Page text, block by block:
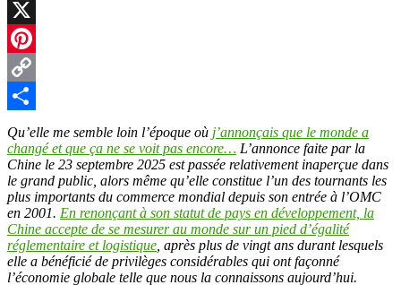
LinkedIn
X
Pinterest
Copy
Link
Partager
Qu’elle me semble loin l’époque où j’annonçais que le monde a
changé et que ça ne se voit pas encore… L’annonce faite par la
Chine le 23 septembre 2025 est passée relativement inaperçue dans
le grand public, alors même qu’elle constitue l’un des tournants les
plus importants du commerce mondial depuis son entrée à l’OMC
en 2001. En renonçant à son statut de pays en développement, la
Chine accepte de se mesurer au monde sur un pied d’égalité
réglementaire et logistique , après plus de vingt ans durant lesquels
elle a bénéficié de privilèges considérables qui ont façonné
l’économie globale telle que nous la connaissons aujourd’hui.